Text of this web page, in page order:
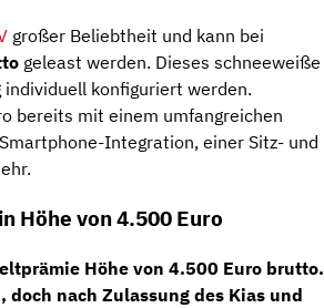
großer Beliebtheit und kann bei
geleast werden. Dieses schneeweiße
individuell konfiguriert werden.
bereits mit einem umfangreichen
Integration, einer Sitz- und
Höhe von 4.500 Euro
Höhe von 4.500 Euro brutto.
nach Zulassung des Kias und